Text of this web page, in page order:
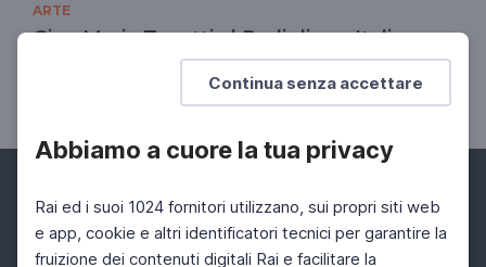
Continua senza accettare
Abbiamo a cuore la tua privacy
Rai ed i suoi 1024 fornitori utilizzano, sui propri siti web
e app, cookie e altri identificatori tecnici per garantire la
fruizione dei contenuti digitali Rai e facilitare la
ARTE
Gian Maria Tosatti al Padiglione Italia
Un'opera in due atti dentro la notte della nostra
Facebook Instagram Twitter